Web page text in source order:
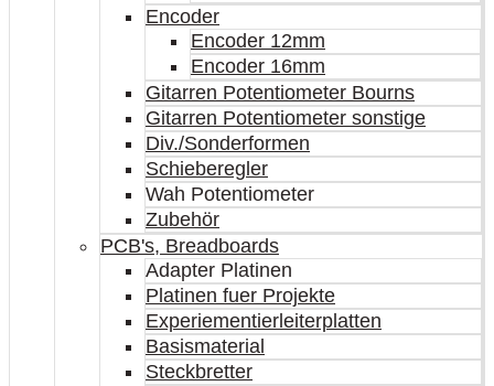
Encoder
Encoder 12mm
Encoder 16mm
Gitarren Potentiometer Bourns
Gitarren Potentiometer sonstige
Div./Sonderformen
Schieberegler
Wah Potentiometer
Zubehör
PCB's, Breadboards
Adapter Platinen
Platinen fuer Projekte
Experiementierleiterplatten
Basismaterial
Steckbretter